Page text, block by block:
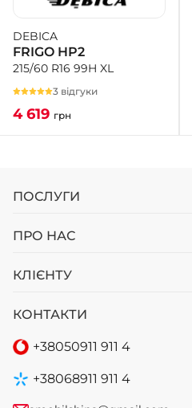
DEBICA
FRIGO HP2
215/60 R16 99H XL
3 відгуки
4 619 грн
ПОСЛУГИ
ПРО НАС
КЛІЄНТУ
КОНТАКТИ
+38050911 911 4
+38068911 911 4